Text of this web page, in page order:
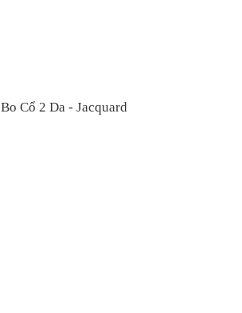
Bo Cổ 2 Da - Jacquard